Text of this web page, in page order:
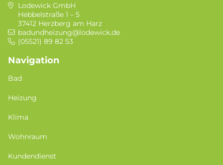
Lodewick GmbH
Hebbelstraße 1 – 5
37412 Herzberg am Harz
badundheizung@lodewick.de
(05521) 89 82 53
Navigation
Bad
Heizung
Klima
Wohnraum
Kundendienst